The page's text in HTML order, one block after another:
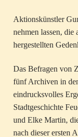
Aktionskünstler
nehmen lassen, die
hergestellten
Das Befragen von
fünf Archiven in
eindrucksvolles
Stadtgeschichte
und Elke Martin,
nach dieser ersten